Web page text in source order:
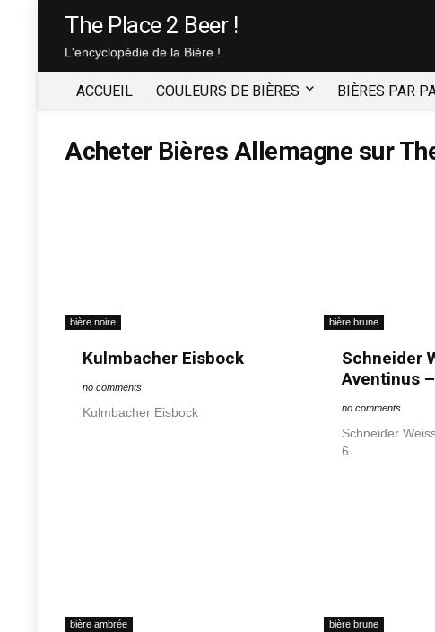
The Place 2 Beer !
L'encyclopédie de la Bière !
ACCUEIL COULEURS DE BIÈRES BIÈRES PAR
Acheter Bières Allemagne sur
bière noire
Kulmbacher Eisbock
no comments
Kulmbacher Eisbock
bière brune
Schneider
Aventinus
no comments
Schneider
6
bière ambrée bière brune